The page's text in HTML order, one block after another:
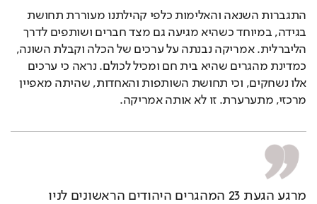
התגברות השנאה והאלימות כלפי קהילתנו מעוררת תחושת
בגידה, במיוחד כשהיא מגיעה גם מצד חברים ושותפים לדרך
הליברלית. אמריקה נבנתה על ערכים של הכלה וקבלת השונה,
כמדינת מהגרים שהיא בית חם ומכיל לכולם. נראה כי ערכים
אלו נשחקים, וכי תחושת השותפות והאחדות, שהיתה מאפיין
מרכזי, מתערערת. זו לא אותה אמריקה.
מרגע הגעת 23 המהגרים היהודים הראשונים לניו